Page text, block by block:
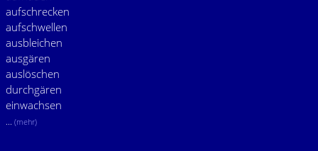
aufschrecken
aufschwellen
ausbleichen
ausgären
auslöschen
durchgären
einwachsen
... (mehr)